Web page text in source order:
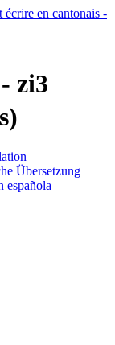
zi3
Übersetzung
española